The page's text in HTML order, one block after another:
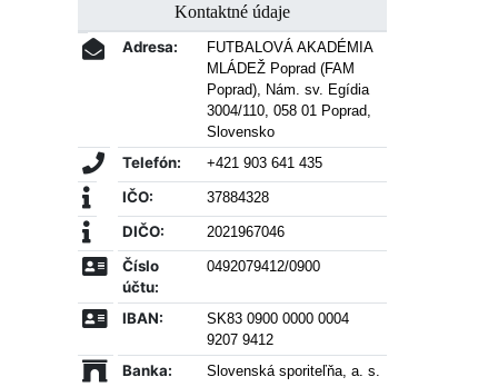
Kontaktné údaje
Adresa:
FUTBALOVÁ AKADÉMIA
MLÁDEŽ Poprad (FAM
Poprad), Nám. sv. Egídia
3004/110, 058 01 Poprad,
Slovensko
Telefón: +421 903 641 435
IČO: 37884328
DIČO: 2021967046
Číslo
účtu:
0492079412/0900
IBAN:
SK83 0900 0000 0004
9207 9412
Banka: Slovenská sporiteľňa, a. s.